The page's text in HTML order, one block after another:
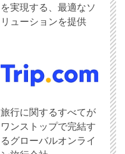
を実現する、最適なソ
リューションを提供
旅行に関するすべてが
ワンストップで完結す
るグローバルオンライ